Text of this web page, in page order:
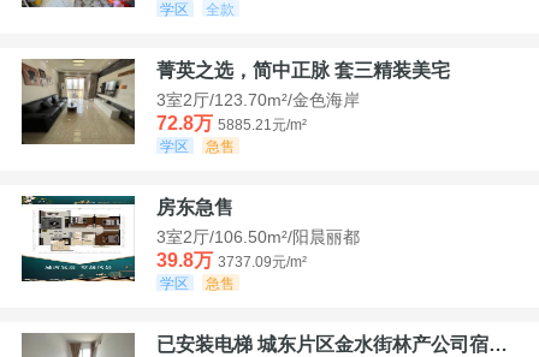
学区
全款
菁英之选，简中正脉 套三精装美宅
3室2厅/123.70m²/金色海岸
72.8万 5885.21元/m²
学区
急售
房东急售
3室2厅/106.50m²/阳晨丽都
39.8万 3737.09元/m²
学区
急售
已安装电梯 城东片区金水街林产公司宿舍套三可看江景